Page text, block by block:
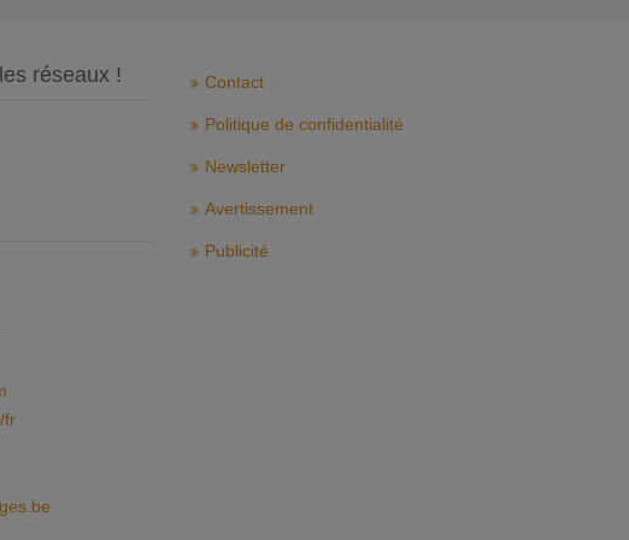
réseaux !
fr
Contact
Politique de confidentialité
Newsletter
Avertissement
Publicité